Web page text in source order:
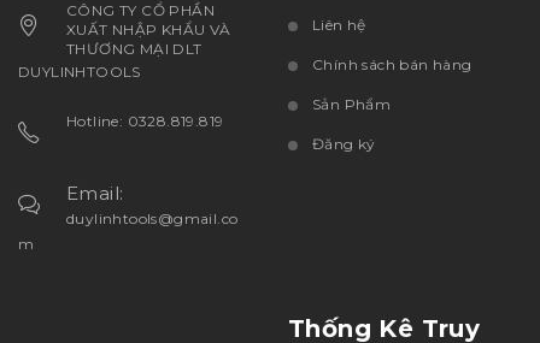
CÔNG TY CỔ PHẦN
XUẤT NHẬP KHẨU VÀ
THƯƠNG MẠI DLT
DUYLINHTOOLS
Hotline: 0328.819.819
Email:
duylinhtools@gmail.co
m
Liên hệ
Chính sách bán hàng
Sản Phẩm
Đăng ký
Thống Kê Truy